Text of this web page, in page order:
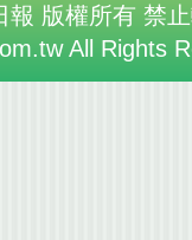
報 版權所有 禁
All Rights